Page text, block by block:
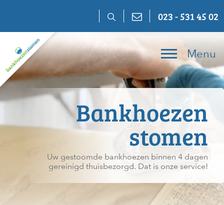
content
023 - 531 45 02
Menu
Bankhoezen
stomen
Uw gestoomde bankhoezen binnen 4 dagen
gereinigd thuisbezorgd. Dat is onze service!